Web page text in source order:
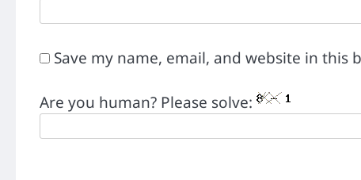
Save my name, email, and website in
Are you human? Please solve: